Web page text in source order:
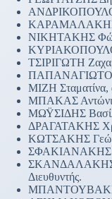
ΑΝΔΡΙΚΟΠΟΥΛΟΣ
ΚΑΡΑΜΑΛΑΚΗΣ
ΝΙΚΗΤΑΚΗΣ
ΚΥΡΙΑΚΟΠΟΥΛΟΣ
ΤΣΙΡΙΓΩΤΗ
ΠΑΠΑΝΑΓΙΩΤΟΥ
ΜΙΖΗ Σταματίνα,
ΜΠΑΚΑΣ
ΜΩΫΣΙΔΗΣ
ΔΡΑΓΑΤΑΚΗΣ
ΚΩΤΣΑΚΗΣ
ΣΦΑΚΙΑΝΑΚΗΣ
ΣΚΑΝΔΑΛΑΚΗΣ
Διευθυντής.
ΜΠΑΝΤΟΥΒΑΚΗΣ